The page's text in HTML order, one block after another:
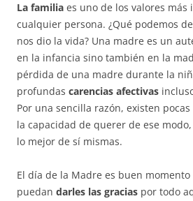
La familia es uno de los valores
cualquier persona. ¿Qué podemos
nos dio la vida? Una madre es un
en la infancia sino también en la
pérdida de una madre durante la
profundas carencias afectivas
Por una sencilla razón, existen
la capacidad de querer de ese
lo mejor de sí mismas.
El día de la Madre es buen
puedan darles las gracias por todo